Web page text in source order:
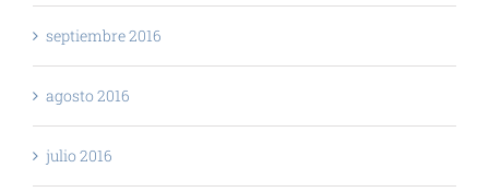
septiembre 2016
agosto 2016
julio 2016